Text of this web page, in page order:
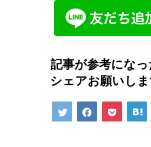
記事が参考になっ
シェアお願いしま